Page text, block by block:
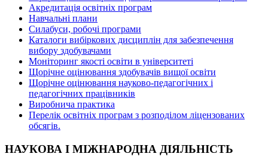
Акредитація освітніх програм
Навчальні плани
Силабуси, робочі програми
Каталоги вибіркових дисциплін для забезпечення
вибору здобувачами
Моніторинг якості освіти в університеті
Щорічне оцінювання здобувачів вищої освіти
Щорічне оцінювання науково-педагогічних і
педагогічних працівників
Виробнича практика
Перелік освітніх програм з розподілoм ліцензoваних
oбсягів.
НАУКОВА І МІЖНАРОДНА ДІЯЛЬНІСТЬ